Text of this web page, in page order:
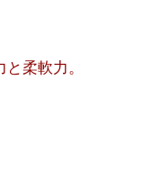
柔軟力。